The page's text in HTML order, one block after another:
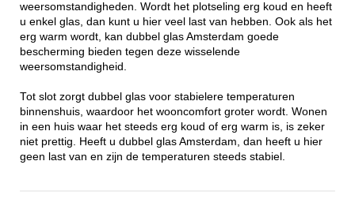
weersomstandigheden. Wordt het plotseling erg koud en heeft
u enkel glas, dan kunt u hier veel last van hebben. Ook als het
erg warm wordt, kan dubbel glas Amsterdam goede
bescherming bieden tegen deze wisselende
weersomstandigheid.
Tot slot zorgt dubbel glas voor stabielere temperaturen
binnenshuis, waardoor het wooncomfort groter wordt. Wonen
in een huis waar het steeds erg koud of erg warm is, is zeker
niet prettig. Heeft u dubbel glas Amsterdam, dan heeft u hier
geen last van en zijn de temperaturen steeds stabiel.